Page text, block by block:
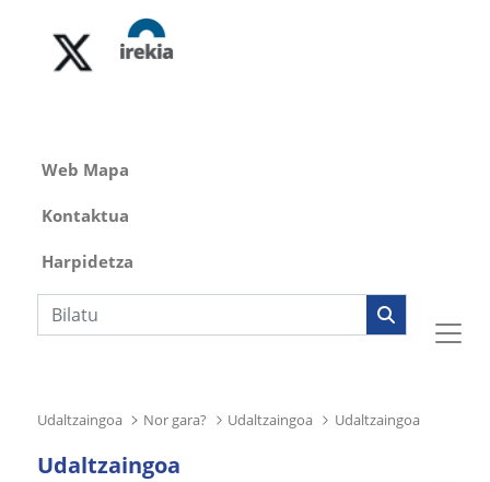
Web Mapa
Kontaktua
Harpidetza
Bilaketa
Udaltzaingoa Nor gara? Udaltzaingoa Udaltzaingoa
Udaltzaingoa